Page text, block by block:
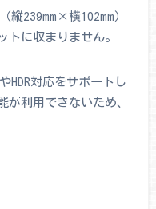
239mm×横102mm）
トに収まりません。
HDR対応をサポートし
が利用できないため、